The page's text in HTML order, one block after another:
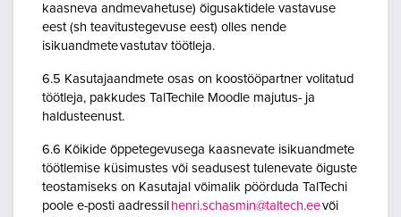
kaasneva andmevahetuse) õigusaktidele vastavuse
eest (sh teavitustegevuse eest) olles nende
isikuandmete vastutav töötleja.
6.5 Kasutajaandmete osas on koostööpartner volitatud
töötleja, pakkudes TalTechile Moodle majutus- ja
haldusteenust.
6.6 Kõikide õppetegevusega kaasnevate isikuandmete
töötlemise küsimustes või seadusest tulenevate õiguste
teostamiseks on Kasutajal võimalik pöörduda TalTechi
poole e-posti aadressil henri.schasmin@taltech.eevõi